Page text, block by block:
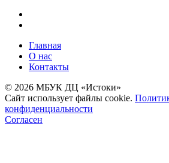
Главная
О нас
Контакты
© 2026 МБУК ДЦ «Истоки»
Сайт использует файлы cookie.
конфиденциальности
Согласен